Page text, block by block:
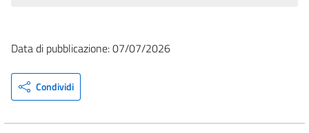
Data di pubblicazione: 07/07/2026
Condividi